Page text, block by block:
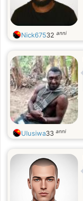
Nick67532 anni
Ulusiwa33 anni